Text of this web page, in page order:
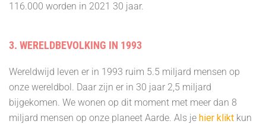
116.000 worden in 2021 30 jaar.
3. WERELDBEVOLKING IN 1993
Wereldwijd leven er in 1993 ruim 5.5 miljard mensen op
onze wereldbol. Daar zijn er in 30 jaar 2,5 miljard
bijgekomen. We wonen op dit moment met meer dan 8
miljard mensen op onze planeet Aarde. Als je hier klikt kun